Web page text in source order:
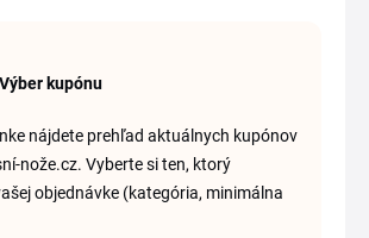
Výber kupónu
nájdete prehľad aktuálnych kupónov
nože.cz. Vyberte si ten, ktorý
objednávke (kategória, minimálna